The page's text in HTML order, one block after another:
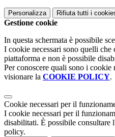
Personalizza Rifiuta tutti i
Gestione cookie
In questa schermata è possibile
I cookie necessari sono quelli
piattaforma e non è possibile
Per conoscere quali sono i cookie
visionare la COOKIE POLICY.
Cookie necessari per il
I cookie necessari per il
disabilitati. È possibile consultare
policy.